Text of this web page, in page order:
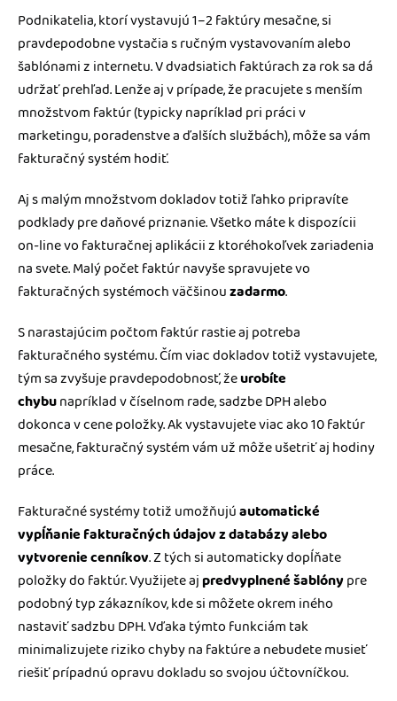
Podnikatelia, ktorí vystavujú 1–2 faktúry mesačne, si
pravdepodobne vystačia s ručným vystavovaním alebo
šablónami z internetu. V dvadsiatich faktúrach za rok sa dá
udržať prehľad. Lenže aj v prípade, že pracujete s menším
množstvom faktúr (typicky napríklad pri práci v
marketingu, poradenstve a ďalších službách), môže sa vám
fakturačný systém hodiť.
Aj s malým množstvom dokladov totiž ľahko pripravíte
podklady pre daňové priznanie. Všetko máte k dispozícii
on-line vo fakturačnej aplikácii z ktoréhokoľvek zariadenia
na svete. Malý počet faktúr navyše spravujete vo
fakturačných systémoch väčšinouzadarmo.
S narastajúcim počtom faktúr rastie aj potreba
fakturačného systému. Čím viac dokladov totiž vystavujete,
tým sa zvyšuje pravdepodobnosť, žeurobíte
chybunapríklad v číselnom rade, sadzbe DPH alebo
dokonca v cene položky. Ak vystavujete viac ako 10 faktúr
mesačne, fakturačný systém vám už môže ušetriť aj hodiny
práce.
Fakturačné systémy totiž umožňujúautomatické
vypĺňanie fakturačných údajov z databázy alebo
vytvorenie cenníkov. Z tých si automaticky dopĺňate
položky do faktúr. Využijete ajpredvyplnené šablónypre
podobný typ zákazníkov, kde si môžete okrem iného
nastaviť sadzbu DPH. Vďaka týmto funkciám tak
minimalizujete riziko chyby na faktúre a nebudete musieť
riešiť prípadnú opravu dokladu so svojou účtovníčkou.